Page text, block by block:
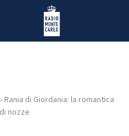
Radio Monte Carlo
› Rania di Giordania: la romantica
nozze